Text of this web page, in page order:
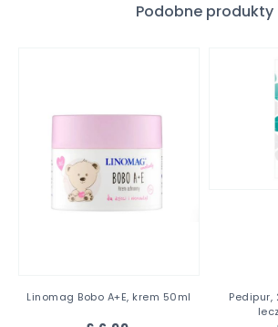
Podobne produkty
Linomag Bobo A+E, krem 50ml